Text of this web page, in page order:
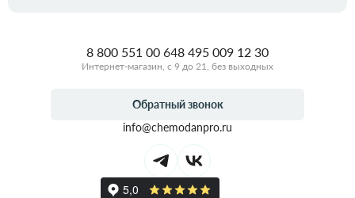
8 800 551 00 648 495 009 12 30
Интернет-магазин, с 9 до 21, без выходных
Обратный звонок
info@chemodanpro.ru